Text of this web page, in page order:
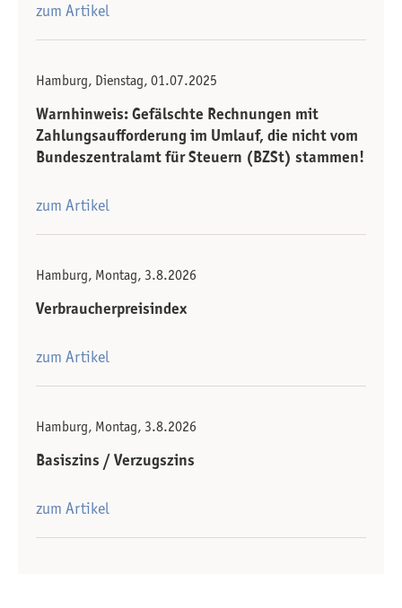
zum Artikel
Hamburg, Dienstag, 01.07.2025
Warnhinweis: Gefälschte Rechnungen mit
Zahlungsaufforderung im Umlauf, die nicht vom
Bundeszentralamt für Steuern (BZSt) stammen!
zum Artikel
Hamburg, Montag, 3.8.2026
Verbraucherpreisindex
zum Artikel
Hamburg, Montag, 3.8.2026
Basiszins / Verzugszins
zum Artikel